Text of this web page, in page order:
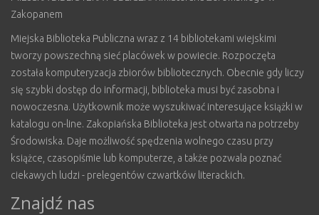
Zakopanem
Miejska Biblioteka Publiczna wraz z 14 bibliotekami wiejskimi
tworzy powszechną sieć placówek w powiecie. Rozpoczęta
została komputeryzacja zbiorów bibliotecznych. Obecnie gdy liczy
się szybki dostęp do informacji, biblioteka musi być zasobna i
nowoczesna. Użytkownik może wyszukiwać interesujące książki w
katalogu on-line. Zakopiańska Biblioteka jest otwarta na potrzeby
Środowiska. Daje możliwość spędzenia wolnego czasu przy
książce, czasopiśmie lub komputerze, a także pozwala poznać
ciekawych ludzi - prelegentów czwartków literackich.
Znajdź nas